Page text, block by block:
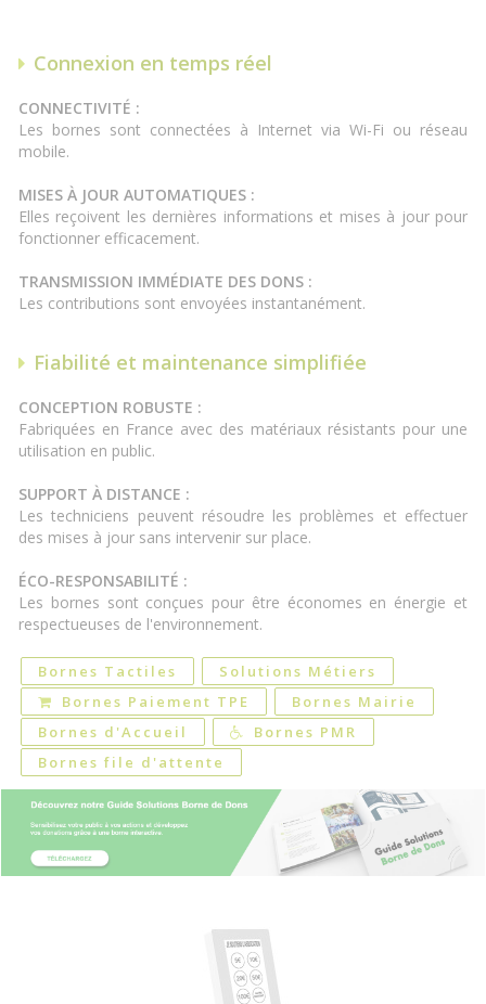
Connexion en temps réel
CONNECTIVITÉ :
Les bornes sont connectées à Internet via Wi-Fi ou réseau
mobile.
MISES À JOUR AUTOMATIQUES :
Elles reçoivent les dernières informations et mises à jour pour
fonctionner efficacement.
TRANSMISSION IMMÉDIATE DES DONS :
Les contributions sont envoyées instantanément.
Fiabilité et maintenance simplifiée
CONCEPTION ROBUSTE :
Fabriquées en France avec des matériaux résistants pour une
utilisation en public.
SUPPORT À DISTANCE :
Les techniciens peuvent résoudre les problèmes et effectuer
des mises à jour sans intervenir sur place.
ÉCO-RESPONSABILITÉ :
Les bornes sont conçues pour être économes en énergie et
respectueuses de l'environnement.
Bornes Tactiles
Solutions Métiers
Bornes Paiement TPE
Bornes Mairie
Bornes d'Accueil
Bornes PMR
Bornes file d'attente